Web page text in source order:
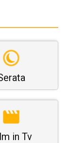
in Tv